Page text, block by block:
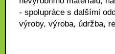
- spolupráce s dalšími
výroby, výroba, údržba,